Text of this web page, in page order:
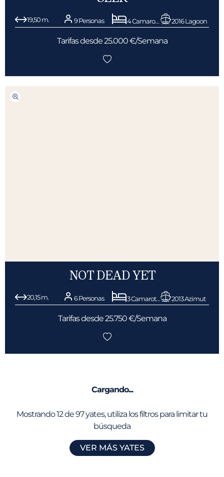
19,50 m. 9 Personas 4 Camarotes 2016 Lagoon
Tarifas desde 25.000 €/Semana
NOT DEAD YET
20,15 m. 6 Personas 3 Camarotes 2013 Azimut
Tarifas desde 25.750 €/Semana
Cargando...
Mostrando12de97yates, utiliza los filtros para limitar tu
búsqueda
VER MÁS YATES